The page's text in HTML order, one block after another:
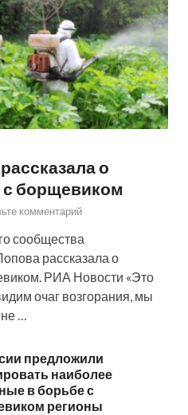
о
борщевиком
комментарий
сообщества
рассказала о
РИА Новости «Это
очаг возгорания, мы
…
предложили
наиболее
в борьбе с
регионы